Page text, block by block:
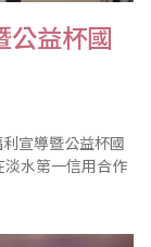
公益杯國
宣導暨公益杯國
水第一信用合作